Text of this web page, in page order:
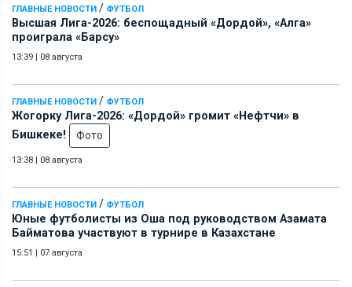
ГЛАВНЫЕ НОВОСТИ / ФУТБОЛ
Высшая Лига-2026: беспощадный «Дордой», «Алга»
проиграла «Барсу»
13:39 | 08 августа
ГЛАВНЫЕ НОВОСТИ / ФУТБОЛ
Жогорку Лига-2026: «Дордой» громит «Нефтчи» в
Бишкеке!
Фото
13:38 | 08 августа
ГЛАВНЫЕ НОВОСТИ / ФУТБОЛ
Юные футболисты из Оша под руководством Азамата
Байматова участвуют в турнире в Казахстане
15:51 | 07 августа